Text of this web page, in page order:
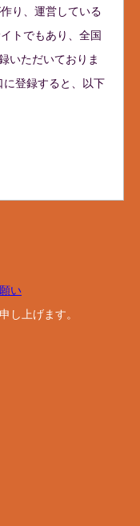
り、運営している
トでもあり、全国
いただいておりま
に登録すると、以下
い
し上げます。